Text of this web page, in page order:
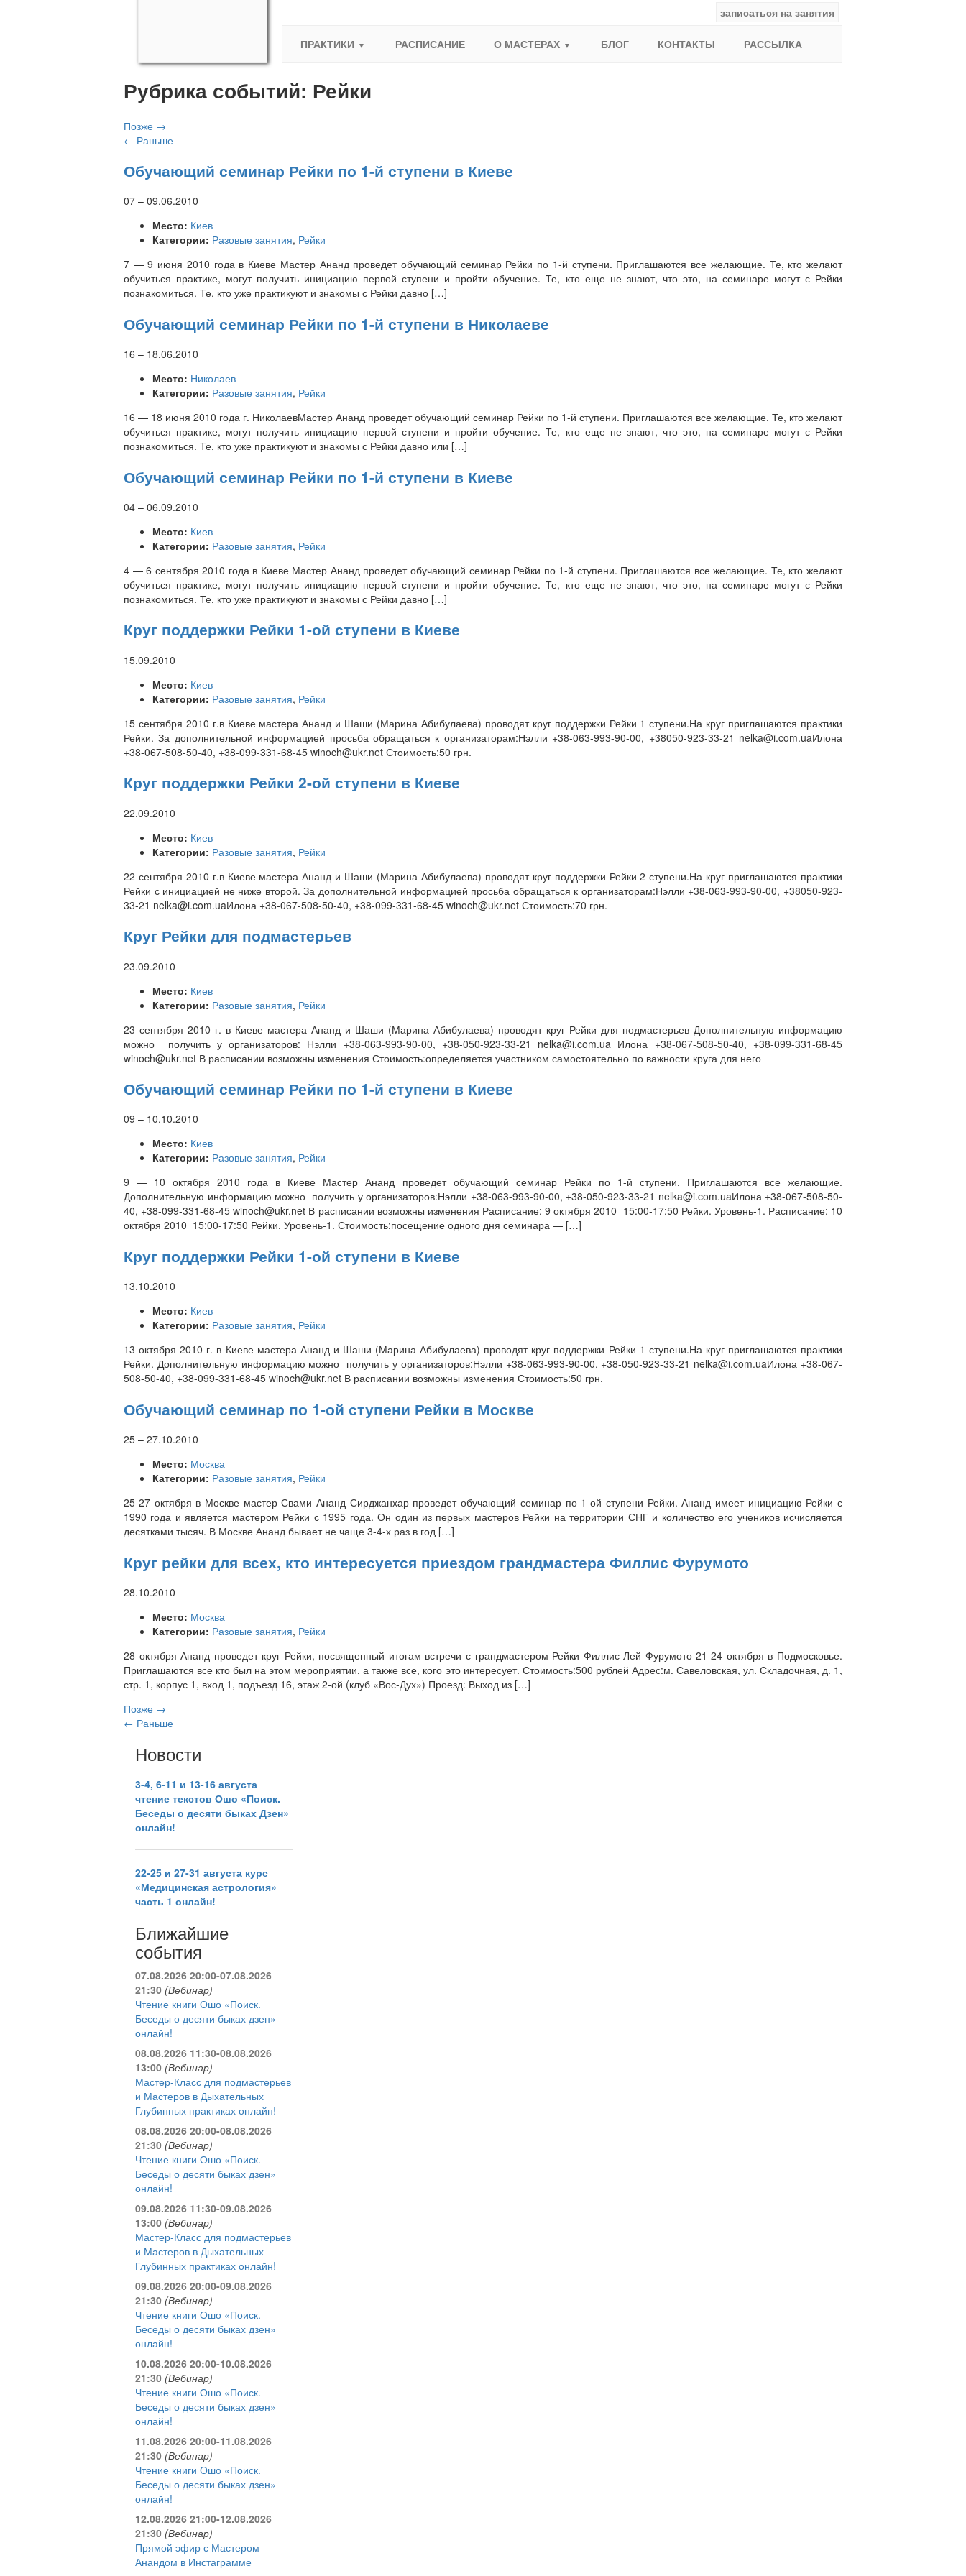
записаться на занятия
ПРАКТИКИ
РАСПИСАНИЕ О МАСТЕРАХ БЛОГ КОНТАКТЫ РАССЫЛКА
Рубрика событий: Рейки
Позже →
← Раньше
Обучающий семинар Рейки по 1-й ступени в Киеве
07 – 09.06.2010
Место: Киев
Категории: Разовые занятия, Рейки
7 — 9 июня 2010 года в Киеве Мастер Ананд проведет обучающий семинар Рейки по 1-й ступени. Приглашаются все желающие. Те, кто желают
обучиться практике, могут получить инициацию первой ступени и пройти обучение. Те, кто еще не знают, что это, на семинаре могут с Рейки
познакомиться. Те, кто уже практикуют и знакомы с Рейки давно […]
Обучающий семинар Рейки по 1-й ступени в Николаеве
16 – 18.06.2010
Место: Николаев
Категории: Разовые занятия, Рейки
16 — 18 июня 2010 года г. НиколаевМастер Ананд проведет обучающий семинар Рейки по 1-й ступени. Приглашаются все желающие. Те, кто желают
обучиться практике, могут получить инициацию первой ступени и пройти обучение. Те, кто еще не знают, что это, на семинаре могут с Рейки
познакомиться. Те, кто уже практикуют и знакомы с Рейки давно или […]
Обучающий семинар Рейки по 1-й ступени в Киеве
04 – 06.09.2010
Место: Киев
Категории: Разовые занятия, Рейки
4 — 6 сентября 2010 года в Киеве Мастер Ананд проведет обучающий семинар Рейки по 1-й ступени. Приглашаются все желающие. Те, кто желают
обучиться практике, могут получить инициацию первой ступени и пройти обучение. Те, кто еще не знают, что это, на семинаре могут с Рейки
познакомиться. Те, кто уже практикуют и знакомы с Рейки давно […]
Круг поддержки Рейки 1-ой ступени в Киеве
15.09.2010
Место: Киев
Категории: Разовые занятия, Рейки
15 сентября 2010 г.в Киеве мастера Ананд и Шаши (Марина Абибулаева) проводят круг поддержки Рейки 1 ступени.На круг приглашаются практики
Рейки. За дополнительной информацией просьба обращаться к организаторам:Нэлли +38-063-993-90-00, +38050-923-33-21 nelka@i.com.uaИлона
+38-067-508-50-40, +38-099-331-68-45 winoch@ukr.net Стоимость:50 грн.
Круг поддержки Рейки 2-ой ступени в Киеве
22.09.2010
Место: Киев
Категории: Разовые занятия, Рейки
22 сентября 2010 г.в Киеве мастера Ананд и Шаши (Марина Абибулаева) проводят круг поддержки Рейки 2 ступени.На круг приглашаются практики
Рейки с инициацией не ниже второй. За дополнительной информацией просьба обращаться к организаторам:Нэлли +38-063-993-90-00, +38050-923-
33-21 nelka@i.com.uaИлона +38-067-508-50-40, +38-099-331-68-45 winoch@ukr.net Стоимость:70 грн.
Круг Рейки для подмастерьев
23.09.2010
Место: Киев
Категории: Разовые занятия, Рейки
23 сентября 2010 г. в Киеве мастера Ананд и Шаши (Марина Абибулаева) проводят круг Рейки для подмастерьев Дополнительную информацию
можно получить у организаторов: Нэлли +38-063-993-90-00, +38-050-923-33-21 nelka@i.com.ua Илона +38-067-508-50-40, +38-099-331-68-45
winoch@ukr.net В расписании возможны изменения Стоимость:определяется участником самостоятельно по важности круга для него
Обучающий семинар Рейки по 1-й ступени в Киеве
09 – 10.10.2010
Место: Киев
Категории: Разовые занятия, Рейки
9 — 10 октября 2010 года в Киеве Мастер Ананд проведет обучающий семинар Рейки по 1-й ступени. Приглашаются все желающие.
Дополнительную информацию можно получить у организаторов:Нэлли +38-063-993-90-00, +38-050-923-33-21 nelka@i.com.uaИлона +38-067-508-50-
40, +38-099-331-68-45 winoch@ukr.net В расписании возможны изменения Расписание: 9 октября 2010 15:00-17:50 Рейки. Уровень-1. Расписание: 10
октября 2010 15:00-17:50 Рейки. Уровень-1. Стоимость:посещение одного дня семинара — […]
Круг поддержки Рейки 1-ой ступени в Киеве
13.10.2010
Место: Киев
Категории: Разовые занятия, Рейки
13 октября 2010 г. в Киеве мастера Ананд и Шаши (Марина Абибулаева) проводят круг поддержки Рейки 1 ступени.На круг приглашаются практики
Рейки. Дополнительную информацию можно получить у организаторов:Нэлли +38-063-993-90-00, +38-050-923-33-21 nelka@i.com.uaИлона +38-067-
508-50-40, +38-099-331-68-45 winoch@ukr.net В расписании возможны изменения Стоимость:50 грн.
Обучающий семинар по 1-ой ступени Рейки в Москве
25 – 27.10.2010
Место: Москва
Категории: Разовые занятия, Рейки
25-27 октября в Москве мастер Свами Ананд Сирджанхар проведет обучающий семинар по 1-ой ступени Рейки. Ананд имеет инициацию Рейки с
1990 года и является мастером Рейки с 1995 года. Он один из первых мастеров Рейки на территории СНГ и количество его учеников исчисляется
десятками тысяч. В Москве Ананд бывает не чаще 3-4-х раз в год […]
Круг рейки для всех, кто интересуется приездом грандмастера Филлис Фурумото
28.10.2010
Место: Москва
Категории: Разовые занятия, Рейки
28 октября Ананд проведет круг Рейки, посвященный итогам встречи с грандмастером Рейки Филлис Лей Фурумото 21-24 октября в Подмосковье.
Приглашаются все кто был на этом мероприятии, а также все, кого это интересует. Стоимость:500 рублей Адрес:м. Савеловская, ул. Складочная, д. 1,
стр. 1, корпус 1, вход 1, подъезд 16, этаж 2-ой (клуб «Вос-Дух») Проезд: Выход из […]
Позже →
← Раньше
Новости
3-4, 6-11 и 13-16 августа
чтение текстов Ошо «Поиск.
Беседы о десяти быках Дзен»
онлайн!
22-25 и 27-31 августа курс
«Медицинская астрология»
часть 1 онлайн!
Ближайшие
события
07.08.2026 20:00-07.08.2026
21:30 (Вебинар)
Чтение книги Ошо «Поиск.
Беседы о десяти быках дзен»
онлайн!
08.08.2026 11:30-08.08.2026
13:00 (Вебинар)
Мастер-Класс для подмастерьев
и Мастеров в Дыхательных
Глубинных практиках онлайн!
08.08.2026 20:00-08.08.2026
21:30 (Вебинар)
Чтение книги Ошо «Поиск.
Беседы о десяти быках дзен»
онлайн!
09.08.2026 11:30-09.08.2026
13:00 (Вебинар)
Мастер-Класс для подмастерьев
и Мастеров в Дыхательных
Глубинных практиках онлайн!
09.08.2026 20:00-09.08.2026
21:30 (Вебинар)
Чтение книги Ошо «Поиск.
Беседы о десяти быках дзен»
онлайн!
10.08.2026 20:00-10.08.2026
21:30 (Вебинар)
Чтение книги Ошо «Поиск.
Беседы о десяти быках дзен»
онлайн!
11.08.2026 20:00-11.08.2026
21:30 (Вебинар)
Чтение книги Ошо «Поиск.
Беседы о десяти быках дзен»
онлайн!
12.08.2026 21:00-12.08.2026
21:30 (Вебинар)
Прямой эфир с Мастером
Анандом в Инстаграмме